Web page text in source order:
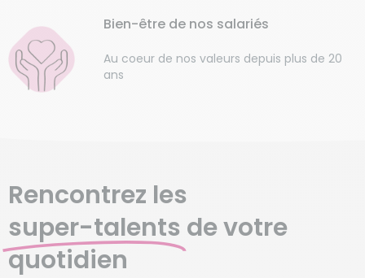
Bien-être de nos salariés
Au coeur de nos valeurs depuis plus de 20
ans
Rencontrez les
super-talents de votre
quotidien